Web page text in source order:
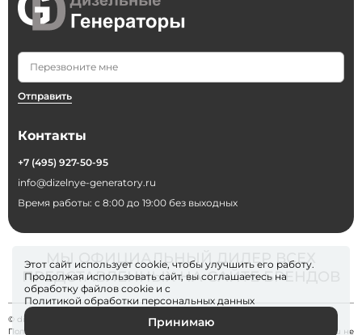
Отправить
Контакты
+7 (495) 927-50-95
info@dizelnye-generatory.ru
Время работы: с 8:00 до 19:00 без выходных
МЫ ОФИЦИАЛЬНЫЙ ДИЛЕР ВСЕХ
ПРЕДСТАВЛЕННЫХ НА САЙТЕ БРЕНДОВ
© dizelnye-generatory 2026
Политика конфиденциальности
. Информация на сайте dizelnye-generatory.ru не
Этот сайт использует cookie, чтобы улучшить его работу.
Продолжая использовать сайт, вы соглашаетесь на
обработку файлов cookie и с
Политикой обработки персональных данных
Принимаю